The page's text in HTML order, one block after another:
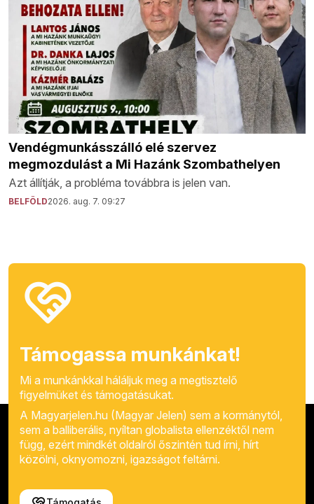
Vendégmunkásszálló elé szervez
megmozdulást a Mi Hazánk Szombathelyen
Azt állítják, a probléma továbbra is jelen van.
BELFÖLD2026. aug. 7. 09:27
Támogassa munkánkat!
Mi a munkánkkal háláljuk meg a megtisztelő
figyelmüket és támogatásukat.
A Magyarjelen.hu (Magyar Jelen) sem a kormánytól,
sem a balliberális, nyíltan globalista ellenzéktől nem
függ, ezért mindkét oldalról őszintén tud írni, hírt
közölni, oknyomozni, igazságot feltárni.